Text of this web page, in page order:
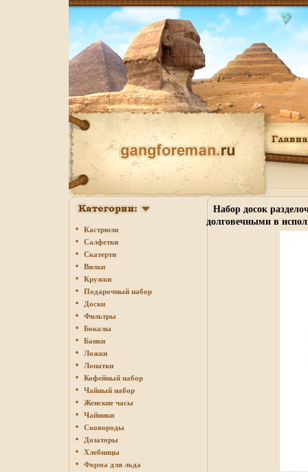
Кастрюли
Салфетки
Скатерти
Вилки
Кружки
Подарочный набор
Доски
Фильтры
Бокалы
Банки
Ложки
Лопатки
Кофейный набор
Чайный набор
Женские часы
Чайники
Сковороды
Дозаторы
Хлебницы
Форма для льда
Набор досок
долговечными в